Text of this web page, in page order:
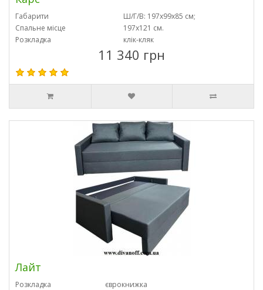
Габарити
Ш/Г/В: 197х99х85 см;
Спальне місце
197х121 см.
Розкладка
клік-кляк
11 340 грн
Лайт
Розкладка
єврокнижка